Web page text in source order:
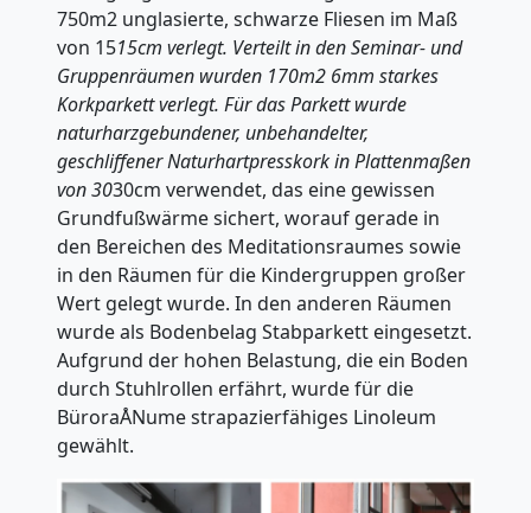
750m2 unglasierte, schwarze Fliesen im Maß
von 1515cm verlegt. Verteilt in den Seminar- und
Gruppenräumen wurden 170m2 6mm starkes
Korkparkett verlegt. Für das Parkett wurde
naturharzgebundener, unbehandelter,
geschliffener Naturhartpresskork in Plattenmaßen
von 3030cm verwendet, das eine gewissen
Grundfußwärme sichert, worauf gerade in
den Bereichen des Meditationsraumes sowie
in den Räumen für die Kindergruppen großer
Wert gelegt wurde. In den anderen Räumen
wurde als Bodenbelag Stabparkett eingesetzt.
Aufgrund der hohen Belastung, die ein Boden
durch Stuhlrollen erfährt, wurde für die
BüroraÅNume strapazierfähiges Linoleum
gewählt.